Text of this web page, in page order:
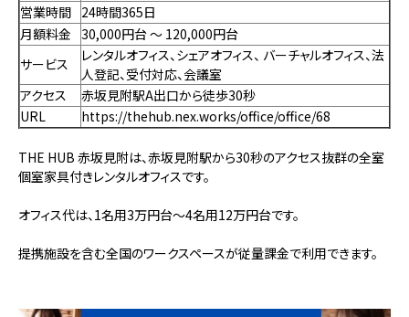
営業時間 24時間365日
月額料金 30,000円台 〜 120,000円台
サービス
レンタルオフィス、シェアオフィス、 バーチャルオフィス、法
人登記、受付対応、会議室
アクセス
赤坂見附駅A出口から徒歩30秒
URL
https://thehub.nex.works/office/office/68
THE HUB 赤坂見附は、赤坂見附駅から30秒のアクセス抜群の全室
個室家具付きレンタルオフィスです。
オフィス代は、1名用3万円台～4名用12万円台です。
提携施設を含む全国のワークスペースが従量課金で利用できます。